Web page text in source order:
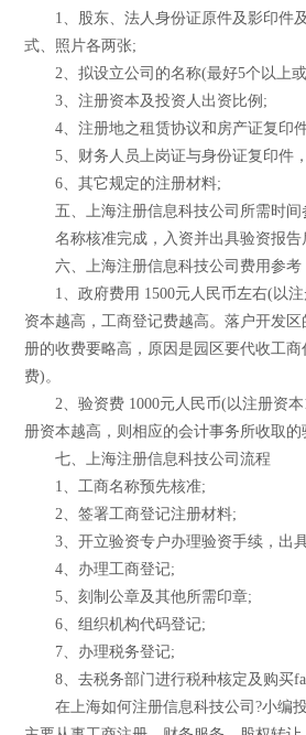
1、股东、法人身份证原件及影印件
式、照片各两张;
2、拟设立公司的名称(最好5个以上或
3、注册资本及投资人出资比例;
4、注册地之租赁协议和房产证复印
5、财务人员上岗证与身份证复印件
6、其它规定的注册材料;
五、上海注册信息科技公司所需时间
名称核准完成，入资并出具验资报告
六、上海注册信息科技公司费用参考
1、政府费用 1500元人民币左右(以注
资本越高，工商登记费越高。落户开发
册的收费要略高，原因是园区要代收工
费)。
2、验资费 1000元人民币(以注册资
册资本越高，则相应的会计事务所收取的
七、上海注册信息科技公司流程
1、工商名称预先核准;
2、签署工商登记注册材料;
3、开立验资专户办理验资手续，出
4、办理工商登记;
5、刻制公章及其他所需印章;
6、组织机构代码登记;
7、办理税务登记;
8、去税务部门进行税种核定及购买fa
在上海如何注册信息科技公司?小编投